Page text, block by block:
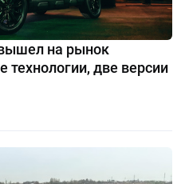
на рынок
технологии, две версии